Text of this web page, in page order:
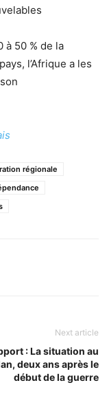
à 50 % de la
l’Afrique a les
régionale
Next article
: La situation au
deux ans après le
début de la guerre